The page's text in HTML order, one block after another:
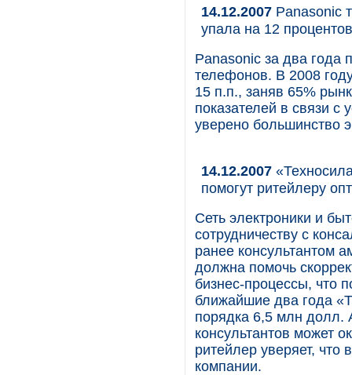
14.12.2007 Panasonic
упала на 12 процентов
Panasonic за два года
телефонов. В 2008
15 п.п., заняв 65%
показателей в связи с
уверено большинство
14.12.2007
помогут ритейлеру
Сеть электроники и
сотрудничеству с
ранее консультантом
должна помочь
бизнес-процессы, что
ближайшие два года
порядка 6,5 млн долл.
консультантов может
ритейлер уверяет,
компании.